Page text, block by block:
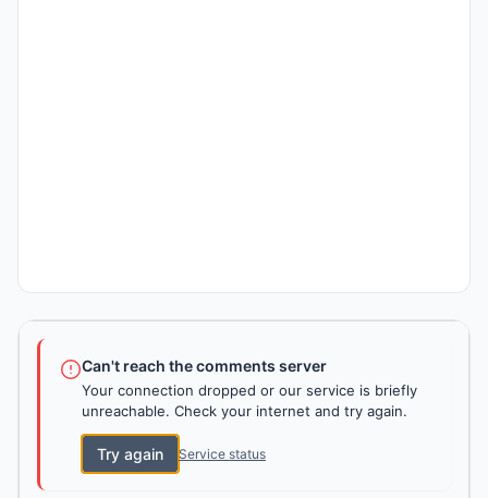
Can't reach the comments server
Your connection dropped or our service is briefly
unreachable. Check your internet and try again.
Try again Service status